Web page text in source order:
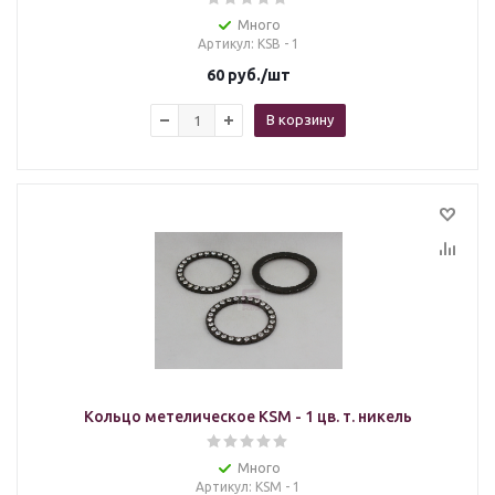
Много
Артикул: KSB - 1
60руб./шт
В корзину
Кольцо метелическое KSM - 1 цв. т. никель
Много
Артикул: KSM - 1